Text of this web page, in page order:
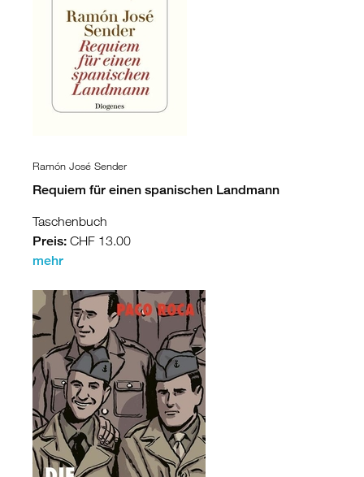
Ramón José Sender
Requiem für einen spanischen Landmann
Taschenbuch
Preis: CHF 13.00
mehr